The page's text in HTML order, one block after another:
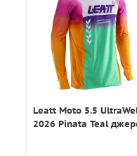
Leatt Moto 5.5
2026 Pinata Teal